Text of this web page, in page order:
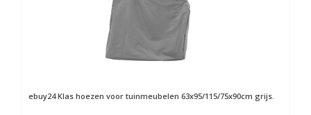
ebuy24Klas hoezen voor tuinmeubelen 63x95/115/75x90cm grijs.